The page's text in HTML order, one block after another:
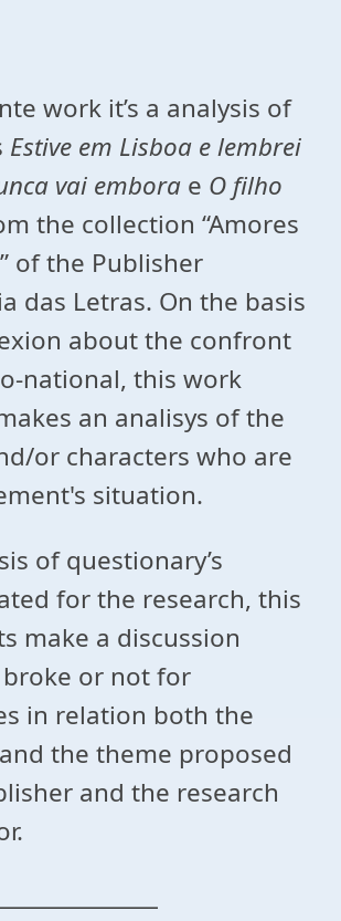
work it’s a analysis of
Estive em Lisboa e lembrei
vai embora e O filho
the collection “Amores
of the Publisher
das Letras. On the basis
about the confront
national, this work
an analisys of the
or characters who are
situation.
of questionary’s
for the research, this
make a discussion
or not for
in relation both the
the theme proposed
and the research